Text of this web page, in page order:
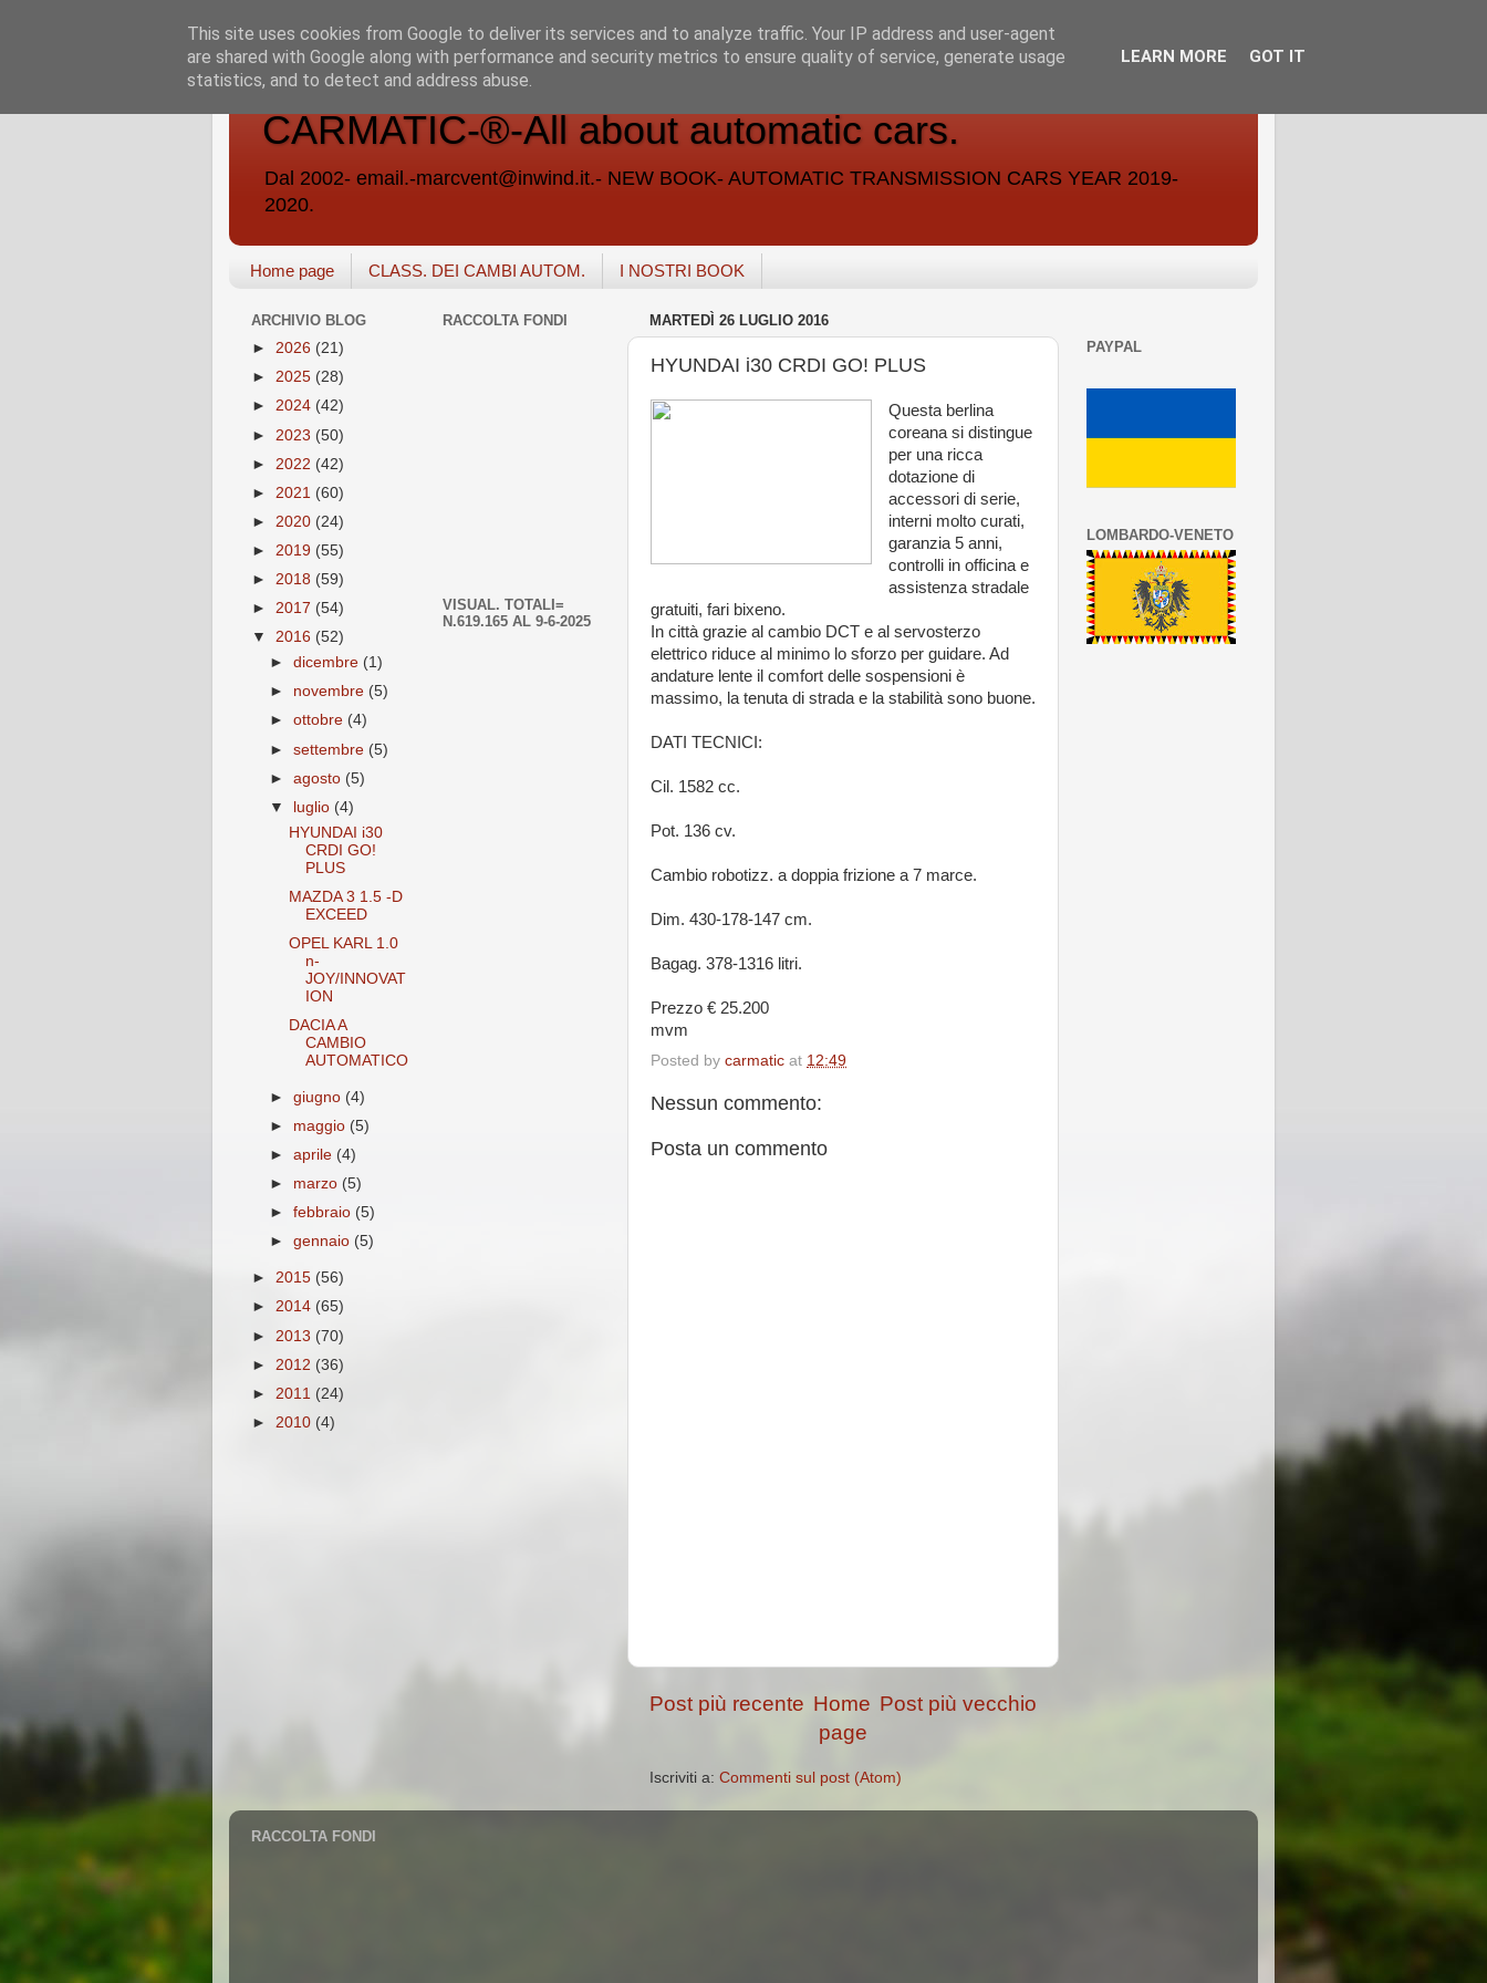
CARMATIC-®-All about automatic cars.
Dal 2002- email.-marcvent@inwind.it.- NEW BOOK- AUTOMATIC TRANSMISSION CARS YEAR 2019-
2020.
Home page CLASS. DEI CAMBI AUTOM. I NOSTRI BOOK
MARTEDÌ 26 LUGLIO 2016
HYUNDAI i30 CRDI GO! PLUS
Questa berlina
coreana si distingue
per una ricca
dotazione di
accessori di serie,
interni molto curati,
garanzia 5 anni,
controlli in officina e
assistenza stradale
gratuiti, fari bixeno.
In città grazie al cambio DCT e al servosterzo
elettrico riduce al minimo lo sforzo per guidare. Ad
andature lente il comfort delle sospensioni è
massimo, la tenuta di strada e la stabilità sono buone.
DATI TECNICI:
Cil. 1582 cc.
Pot. 136 cv.
Cambio robotizz. a doppia frizione a 7 marce.
Dim. 430-178-147 cm.
Bagag. 378-1316 litri.
Prezzo € 25.200
mvm
Posted by carmatic at 12:49
Nessun commento:
Posta un commento
Post più recente Post più vecchio
Home
page
Iscriviti a: Commenti sul post (Atom)
ARCHIVIO BLOG
► 2026 (21)
► 2025 (28)
► 2024 (42)
► 2023 (50)
► 2022 (42)
► 2021 (60)
► 2020 (24)
► 2019 (55)
► 2018 (59)
► 2017 (54)
▼ 2016 (52)
►dicembre (1)
► novembre (5)
►ottobre (4)
►settembre (5)
►agosto (5)
▼
luglio (4)
HYUNDAI i30
CRDI GO!
PLUS
MAZDA 3 1.5 -D
EXCEED
OPEL KARL 1.0
n-
JOY/INNOVAT
ION
DACIA A
CAMBIO
AUTOMATICO
►giugno (4)
► maggio (5)
►aprile (4)
► marzo (5)
►febbraio (5)
►gennaio (5)
► 2015 (56)
► 2014 (65)
► 2013 (70)
► 2012 (36)
► 2011 (24)
► 2010 (4)
RACCOLTA FONDI
VISUAL. TOTALI=
N.619.165 AL 9-6-2025
PAYPAL
LOMBARDO-VENETO
RACCOLTA FONDI
This site uses cookies from Google to deliver its services and to analyze traffic. Your IP address and user-agent
are shared with Google along with performance and security metrics to ensure quality of service, generate usage
statistics, and to detect and address abuse.
LEARN MORE GOT IT